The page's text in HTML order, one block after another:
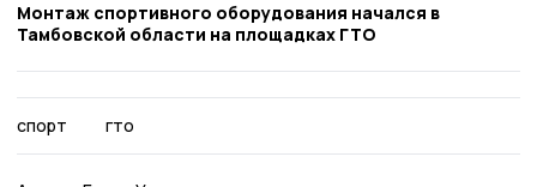
Монтаж спортивного оборудования начался в
Тамбовской области на площадках ГТО
спорт гто